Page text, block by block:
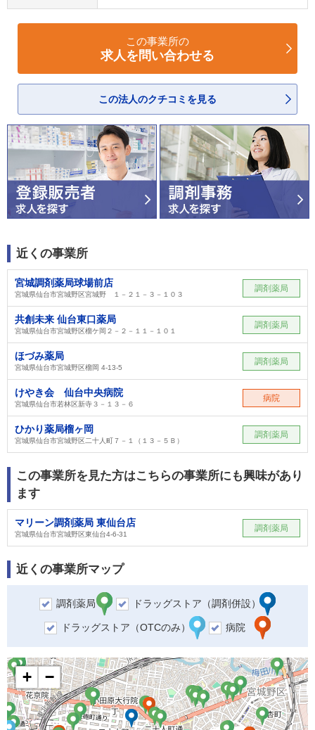
この事業所の
求人を問い合わせる
この法人のクチコミを見る
近くの事業所
宮城調剤薬局球場前店
宮城県仙台市宮城野区宮城野 １－２１－３－１０３
調剤薬局
共創未来 仙台東口薬局
宮城県仙台市宮城野区榴ケ岡２－２－１１－１０１
調剤薬局
ほづみ薬局
宮城県仙台市宮城野区榴岡 4-13-5
調剤薬局
けやき会 仙台中央病院
宮城県仙台市若林区新寺３－１３－６
病院
ひかり薬局榴ヶ岡
宮城県仙台市宮城野区二十人町７－１（１３－５Ｂ）
調剤薬局
この事業所を見た方はこちらの事業所にも興味があり
ます
マリーン調剤薬局 東仙台店
宮城県仙台市宮城野区東仙台4-6-31
調剤薬局
近くの事業所マップ
調剤薬局 ドラッグストア（調剤併設）
ドラッグストア（OTCのみ） 病院
+ −